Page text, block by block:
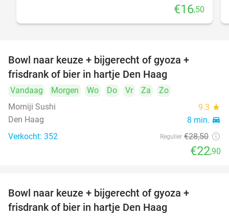
€16,50
Bowl naar keuze + bijgerecht of gyoza +
frisdrank of bier in hartje Den Haag
Vandaag Morgen Wo Do Vr Za
Zo
Momiji Sushi
9.3 star
Den Haag 8 min. directions_car
Verkocht: 352 Regulier €28,50
€22,90
Bowl naar keuze + bijgerecht of gyoza +
frisdrank of bier in hartje Den Haag